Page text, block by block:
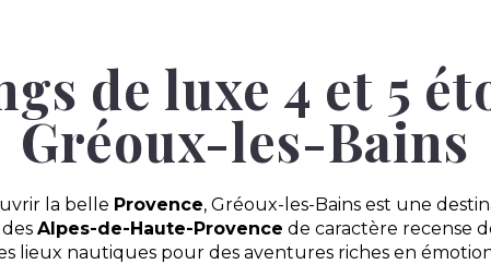
de luxe 4 et 5
Gréoux-les-Bains
la belle Provence, Gréoux-les-Bains est une
Alpes-de-Haute-Provence de caractère recense
lieux nautiques pour des aventures riches en